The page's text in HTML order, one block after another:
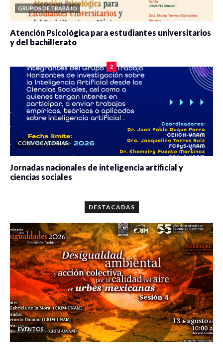
GRUPOS DE TRABAJO
Atención Psicológica para estudiantes universitarios
y del bachillerato
2
CONVOCATORIAS
Jornadas nacionales de inteligencia artificial y
ciencias sociales
DESTACADAS
EVENTOS